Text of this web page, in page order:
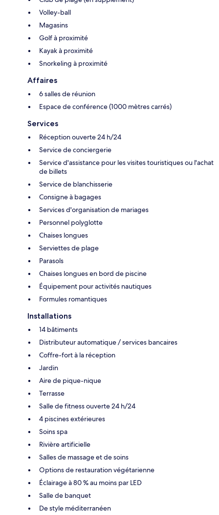
Volley-ball
Magasins
Golf à proximité
Kayak à proximité
Snorkeling à proximité
Affaires
6 salles de réunion
Espace de conférence (1000 mètres carrés)
Services
Réception ouverte 24 h/24
Service de conciergerie
Service d'assistance pour les visites touristiques ou l'achat
de billets
Service de blanchisserie
Consigne à bagages
Services d'organisation de mariages
Personnel polyglotte
Chaises longues
Serviettes de plage
Parasols
Chaises longues en bord de piscine
Équipement pour activités nautiques
Formules romantiques
Installations
14 bâtiments
Distributeur automatique / services bancaires
Coffre-fort à la réception
Jardin
Aire de pique-nique
Terrasse
Salle de fitness ouverte 24 h/24
4 piscines extérieures
Soins spa
Rivière artificielle
Salles de massage et de soins
Options de restauration végétarienne
Éclairage à 80 % au moins par LED
Salle de banquet
De style méditerranéen